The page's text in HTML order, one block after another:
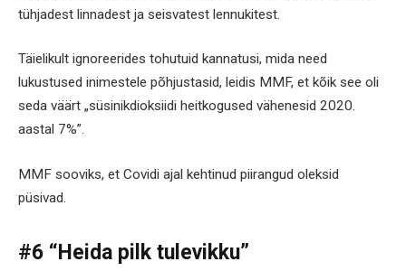
tühjadest linnadest ja seisvatest lennukitest.
Täielikult ignoreerides tohutuid kannatusi, mida need
lukustused inimestele põhjustasid, leidis MMF, et kõik see oli
seda väärt „süsinikdioksiidi heitkogused vähenesid 2020.
aastal 7%”.
MMF sooviks, et Covidi ajal kehtinud piirangud oleksid
püsivad.
#6 “Heida pilk tulevikku”